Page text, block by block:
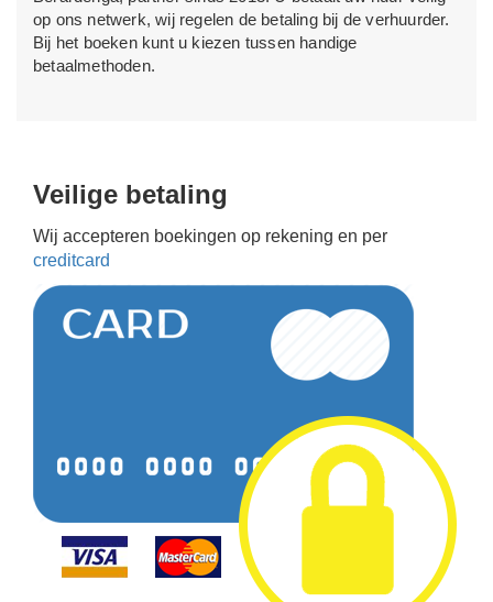
op ons netwerk, wij regelen de betaling bij de verhuurder.
Bij het boeken kunt u kiezen tussen handige
betaalmethoden.
Veilige betaling
Wij accepteren boekingen op rekening en per
creditcard